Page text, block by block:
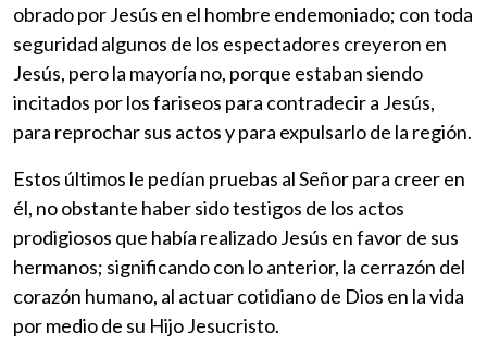
obrado por Jesús en el hombre endemoniado; con toda
seguridad algunos de los espectadores creyeron en
Jesús, pero la mayoría no, porque estaban siendo
incitados por los fariseos para contradecir a Jesús,
para reprochar sus actos y para expulsarlo de la región.
Estos últimos le pedían pruebas al Señor para creer en
él, no obstante haber sido testigos de los actos
prodigiosos que había realizado Jesús en favor de sus
hermanos; significando con lo anterior, la cerrazón del
corazón humano, al actuar cotidiano de Dios en la vida
por medio de su Hijo Jesucristo.